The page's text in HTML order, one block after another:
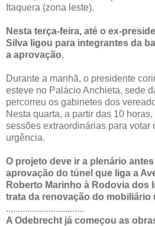
Itaquera (zona leste).
Nesta terça-feira, até o ex-
Silva ligou para integrantes da
a aprovação.
Durante a manhã, o presidente
esteve no Palácio Anchieta, sede
percorreu os gabinetes dos
Nesta quarta, a partir das 10
sessões extraordinárias para votar
urgência.
O projeto deve ir a plenário
aprovação do túnel que liga a
Roberto Marinho à Rodovia dos
trata da renovação do mobiliário
.................................
A Odebrecht já começou as